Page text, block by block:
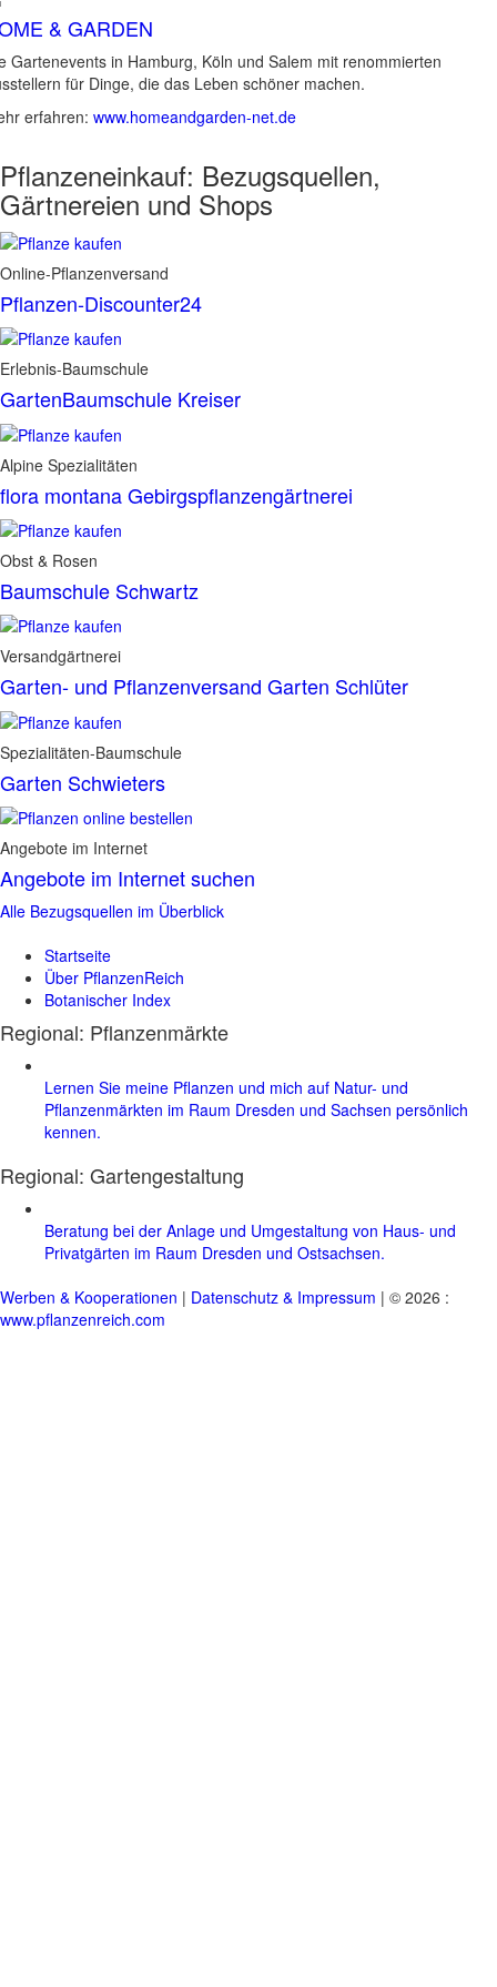
& GARDEN
Gartenevents in Hamburg, Köln und Salem mit renommierten
für Dinge, die das Leben schöner machen.
erfahren: www.homeandgarden-net.de
Pflanzeneinkauf: Bezugsquellen,
Gärtnereien und Shops
Online-Pflanzenversand
Pflanzen-Discounter24
Erlebnis-Baumschule
GartenBaumschule Kreiser
Alpine Spezialitäten
flora montana Gebirgspflanzengärtnerei
Obst & Rosen
Baumschule Schwartz
Versandgärtnerei
Garten- und Pflanzenversand Garten Schlüter
Spezialitäten-Baumschule
Garten Schwieters
Angebote im Internet
Angebote im Internet suchen
Alle Bezugsquellen im Überblick
Startseite
Über PflanzenReich
Botanischer Index
Regional: Pflanzenmärkte
Lernen Sie meine Pflanzen und mich auf Natur- und
Pflanzenmärkten im Raum Dresden und Sachsen persönlich
kennen.
Regional: Gartengestaltung
Beratung bei der Anlage und Umgestaltung von Haus- und
Privatgärten im Raum Dresden und Ostsachsen.
Werben & Kooperationen | Datenschutz & Impressum | © 2026 :
www.pflanzenreich.com